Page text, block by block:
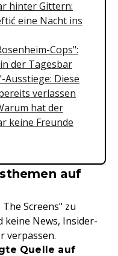
hinter Gittern:
eine Nacht ins
Cops":
der Tagesbar
Ausstiege: Diese
verlassen
hat der
keine Freunde
auf
Screens" zu
keine News, Insider-
verpassen.
Quelle auf